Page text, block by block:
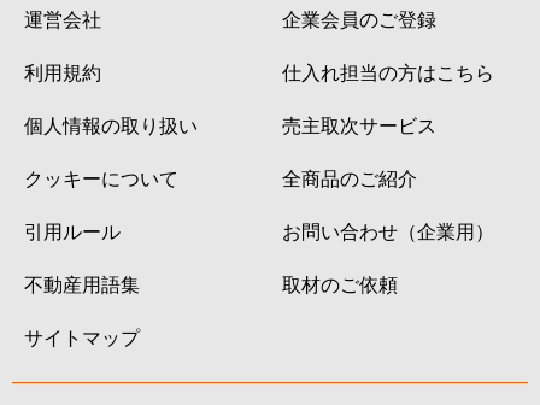
運営会社
利用規約
個人情報の取り扱い
クッキーについて
引用ルール
不動産用語集
サイトマップ
企業会員のご登録
仕入れ担当の方はこちら
売主取次サービス
全商品のご紹介
お問い合わせ（企業用）
取材のご依頼